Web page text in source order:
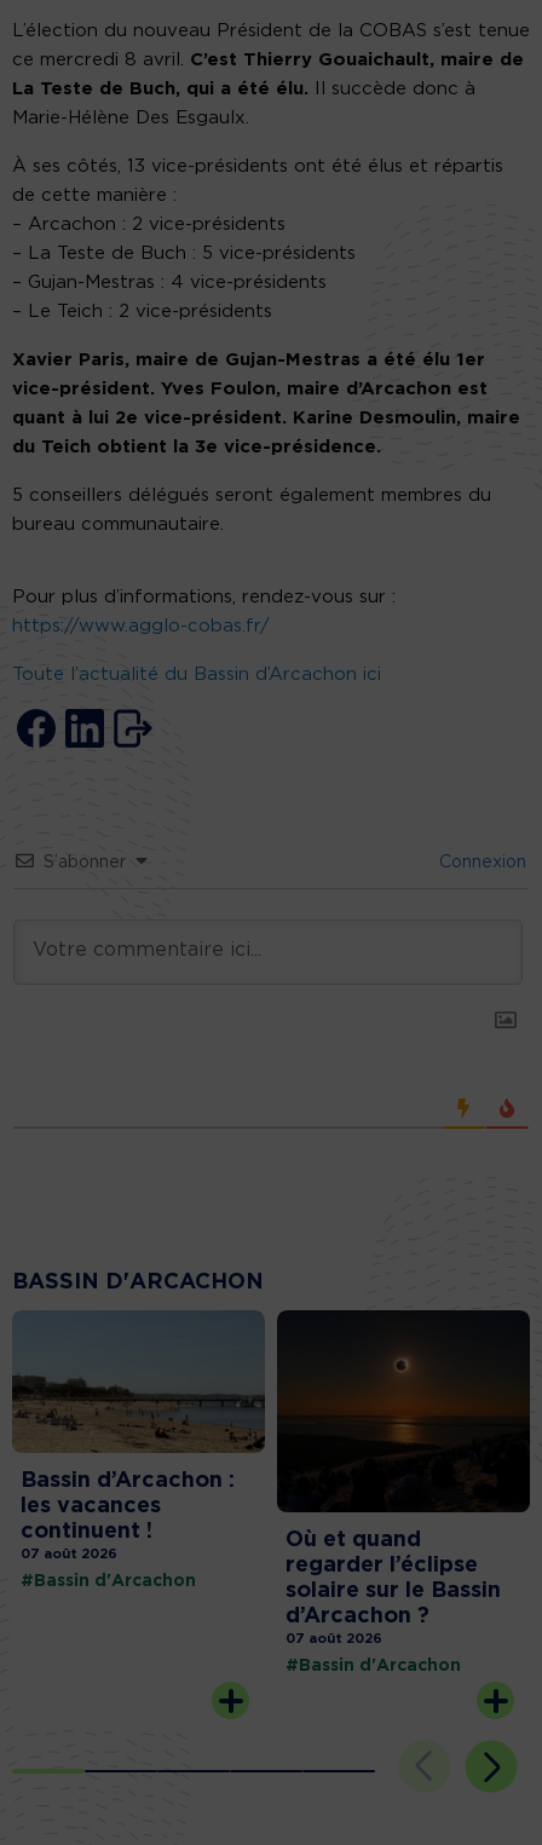
L’élection du nouveau Président de la COBAS s’est tenue
ce mercredi 8 avril. C’est Thierry Gouaichault, maire de
La Teste de Buch, qui a été élu. Il succède donc à
Marie-Hélène Des Esgaulx.
À ses côtés, 13 vice-présidents ont été élus et répartis
de cette manière :
– Arcachon : 2 vice-présidents
– La Teste de Buch : 5 vice-présidents
– Gujan-Mestras : 4 vice-présidents
– Le Teich : 2 vice-présidents
Xavier Paris, maire de Gujan-Mestras a été élu 1er
vice-président. Yves Foulon, maire d’Arcachon est
quant à lui 2e vice-président. Karine Desmoulin, maire
du Teich obtient la 3e vice-présidence.
5 conseillers délégués seront également membres du
bureau communautaire.
Pour plus d’informations, rendez-vous sur :
https://www.agglo-cobas.fr/
Toute l’actualité du Bassin d’Arcachon ici
S’abonner Connexion
BASSIN D'ARCACHON
Bassin d’Arcachon :
les vacances
continuent !
07 août 2026
#Bassin d'Arcachon
Où et quand
regarder l’éclipse
solaire sur le Bassin
d’Arcachon ?
07 août 2026
#Bassin d'Arcachon